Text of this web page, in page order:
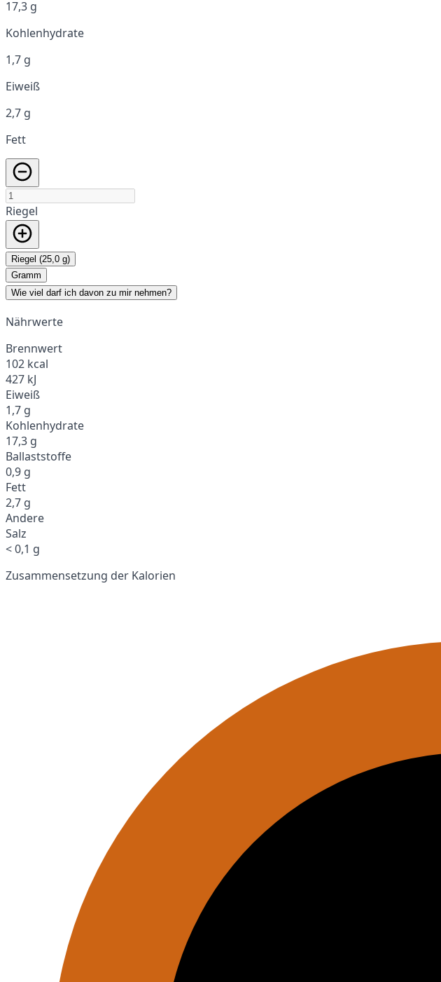
17,3 g
Kohlenhydrate
1,7 g
Eiweiß
2,7 g
Fett
Riegel
Riegel (25,0 g)
Gramm
Wie viel darf ich davon zu mir nehmen?
Nährwerte
Brennwert
102 kcal
427 kJ
Eiweiß
1,7 g
Kohlenhydrate
17,3 g
Ballaststoffe
0,9 g
Fett
2,7 g
Andere
Salz
< 0,1 g
Zusammensetzung der Kalorien